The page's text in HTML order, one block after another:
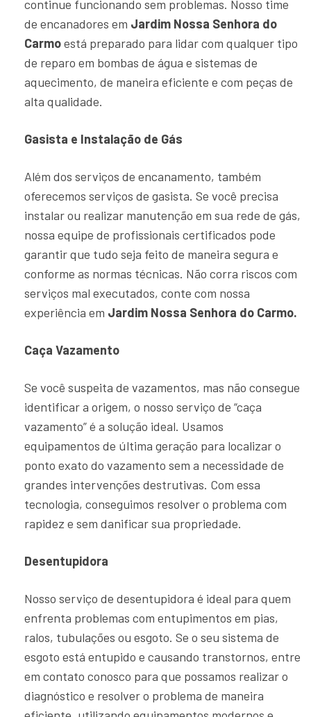
continue funcionando sem problemas. Nosso time
de encanadores em Jardim Nossa Senhora do
Carmoestá preparado para lidar com qualquer tipo
de reparo em bombas de água e sistemas de
aquecimento, de maneira eficiente e com peças de
alta qualidade.
Gasista e Instalação de Gás
Além dos serviços de encanamento, também
oferecemos serviços de gasista. Se você precisa
instalar ou realizar manutenção em sua rede de gás,
nossa equipe de profissionais certificados pode
garantir que tudo seja feito de maneira segura e
conforme as normas técnicas. Não corra riscos com
serviços mal executados, conte com nossa
experiência em Jardim Nossa Senhora do Carmo.
Caça Vazamento
Se você suspeita de vazamentos, mas não consegue
identificar a origem, o nosso serviço de “caça
vazamento” é a solução ideal. Usamos
equipamentos de última geração para localizar o
ponto exato do vazamento sem a necessidade de
grandes intervenções destrutivas. Com essa
tecnologia, conseguimos resolver o problema com
rapidez e sem danificar sua propriedade.
Desentupidora
Nosso serviço de desentupidora é ideal para quem
enfrenta problemas com entupimentos em pias,
ralos, tubulações ou esgoto. Se o seu sistema de
esgoto está entupido e causando transtornos, entre
em contato conosco para que possamos realizar o
diagnóstico e resolver o problema de maneira